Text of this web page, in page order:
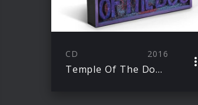
CD 2016
Temple Of The Dog (Ltd. Edt. Super Deluxe Box)